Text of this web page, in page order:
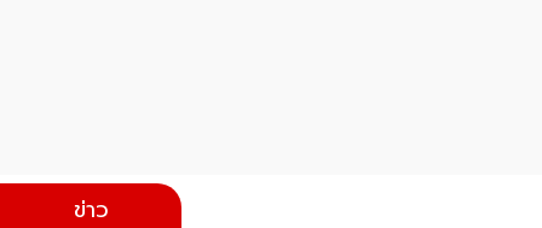
ข่าว